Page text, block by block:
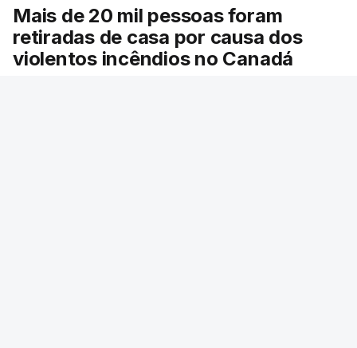
Mais de 20 mil pessoas foram
retiradas de casa por causa dos
violentos incêndios no Canadá